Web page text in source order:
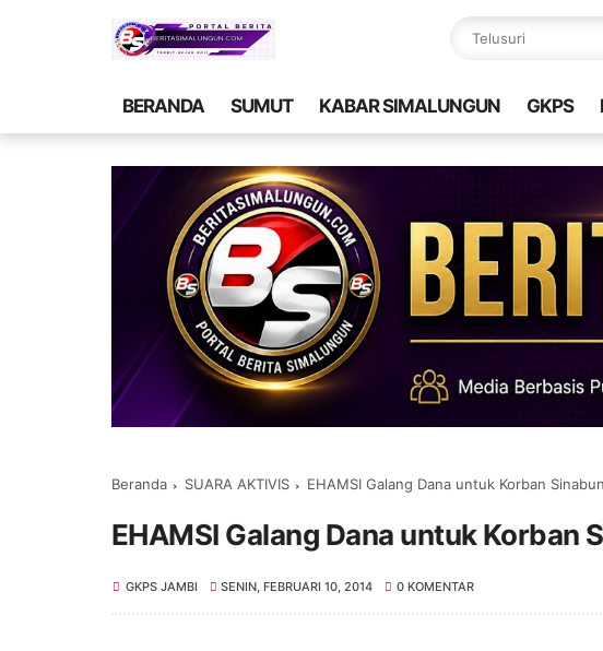
BERANDA SUMUT KABAR SIMALUNGUN GKPS
Beranda SUARA AKTIVIS EHAMSI Galang Dana untuk Korban
EHAMSI Galang Dana untuk Korban
GKPS JAMBI SENIN, FEBRUARI 10, 2014 0 KOMENTAR